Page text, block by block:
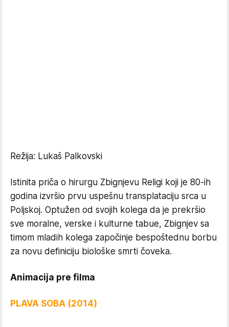
Režija: Lukaš Palkovski
Istinita priča o hirurgu Zbignjevu Religi koji je 80-ih
godina izvršio prvu uspešnu transplataciju srca u
Poljskoj. Optužen od svojih kolega da je prekršio
sve moralne, verske i kulturne tabue, Zbignjev sa
timom mladih kolega započinje bespoštednu borbu
za novu definiciju biološke smrti čoveka.
Animacija pre filma
PLAVA SOBA (2014)